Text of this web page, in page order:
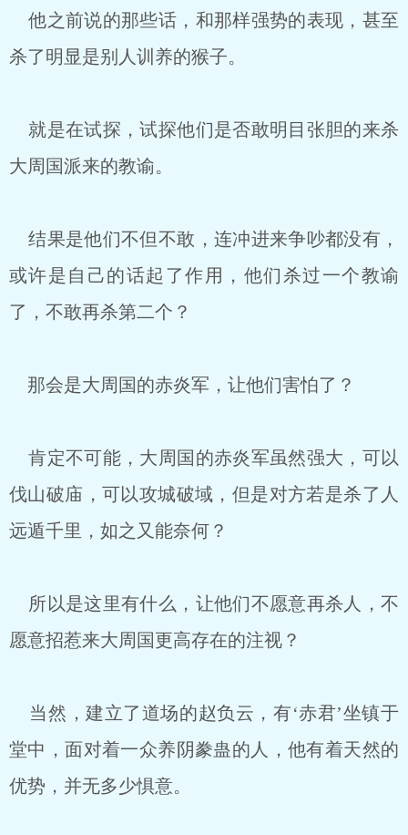
他之前说的那些话，和那样强势的表现，甚至
杀了明显是别人训养的猴子。
就是在试探，试探他们是否敢明目张胆的来杀
大周国派来的教谕。
结果是他们不但不敢，连冲进来争吵都没有，
或许是自己的话起了作用，他们杀过一个教谕
了，不敢再杀第二个？
那会是大周国的赤炎军，让他们害怕了？
肯定不可能，大周国的赤炎军虽然强大，可以
伐山破庙，可以攻城破域，但是对方若是杀了人
远遁千里，如之又能奈何？
所以是这里有什么，让他们不愿意再杀人，不
愿意招惹来大周国更高存在的注视？
当然，建立了道场的赵负云，有‘赤君’坐镇于
堂中，面对着一众养阴豢蛊的人，他有着天然的
优势，并无多少惧意。